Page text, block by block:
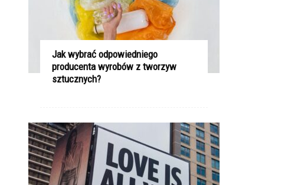
Jak wybrać odpowiedniego
producenta wyrobów z tworzyw
sztucznych?